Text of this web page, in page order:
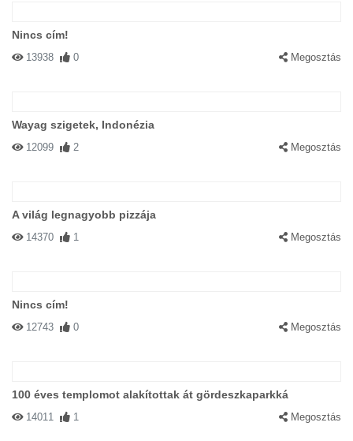
Nincs cím!
13938 0 Megosztás
Wayag szigetek, Indonézia
12099 2 Megosztás
A világ legnagyobb pizzája
14370 1 Megosztás
Nincs cím!
12743 0 Megosztás
100 éves templomot alakítottak át gördeszkaparkká
14011 1 Megosztás